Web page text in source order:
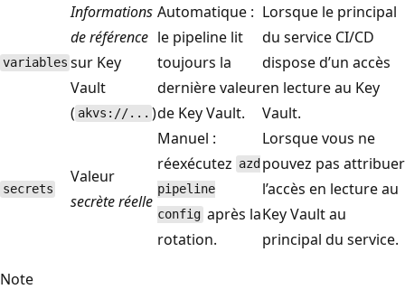
variables
Informations
de référence
sur Key
Vault
( akvs://... )
Automatique :
le pipeline lit
toujours la
dernière valeur
de Key Vault.
Lorsque le principal
du service CI/CD
dispose d’un accès
en lecture au Key
Vault.
secrets
Valeur
secrète réelle
Manuel :
réexécutez azd
pipeline
config après la
rotation.
Lorsque vous ne
pouvez pas attribuer
l’accès en lecture au
Key Vault au
principal du service.
Note